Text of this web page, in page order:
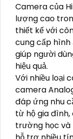
Camera của
lượng cao
thiết kế với
cung cấp
giúp người
hiệu quả.
Với nhiều loại
camera
đáp ứng nhu
từ hộ gia đình,
trường học và